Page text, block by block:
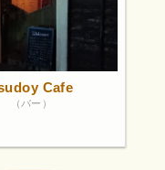
Cafe
（バー）